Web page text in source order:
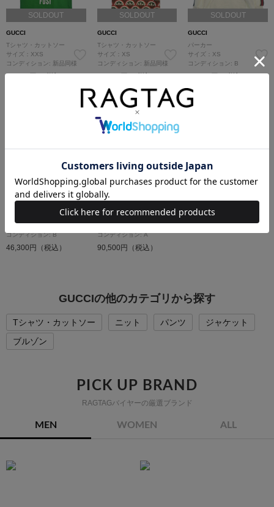
SOLDOUT
GUCCI
Tシャツ・カットソー
サイズ：XXS
コンディション: 新品同様
55,400円（税込）
SOLDOUT
GUCCI
Tシャツ・カットソー
サイズ：XS
コンディション: 新品同様
SOLDOUT
GUCCI
パーカー
サイズ：XS
コンディション: B
SOLDOUT
GUCCI
サイズ：XS
コンディション: B
46,300円（税込）
SOLDOUT
パーカー
サイズ：XS
コンディション: A
90,500円（税込）
GUCCIの他のカテゴリから探す
Tシャツ・カットソー ニット パンツ
ジャケット
ブルゾン
PICK UP BRAND
RAGTAGバイヤーの厳選ブランド
MEN WOMEN ALL